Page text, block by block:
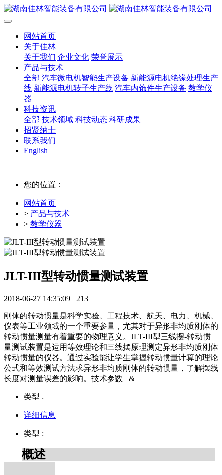
网站首页
关于佳林
关于我们 企业文化 荣誉展示
产品与技术
全部 汽车微电机智能生产设备 新能源电机绝缘处理生产
线 新能源电机转子生产线 汽车内饰件生产设备 教学仪
器
科技资讯
全部 技术领域 科技动态 科研成果
招贤纳士
联系我们
English
您的位置：
网站首页
> 产品与技术
> 教学仪器
JLT-III型转动惯量测试装置
2018-06-27 14:35:09 213
刚体的转动惯量是科学实验、工程技术、航天、电力、机械、
仪表等工业领域的一个重要参量，尤其对于异形非均质刚体的
转动惯量测量有着重要的物理意义。JLT-III型三线摆-转动惯
量测试装置是运用等效理论和三线摆原理测定异形非均质刚体
转动惯量的仪器。通过实验能让学生掌握转动惯量计算的理论
公式和等效测试方法求异形非均质刚体的转动惯量，了解摆线
长度对测量误差的影响。技术参数 &
类型 :
详细信息
类型 :
概述